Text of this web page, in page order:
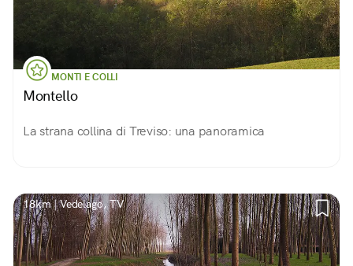
MONTI E COLLI
Montello
La strana collina di Treviso: una panoramica
18km | Vedelago, TV